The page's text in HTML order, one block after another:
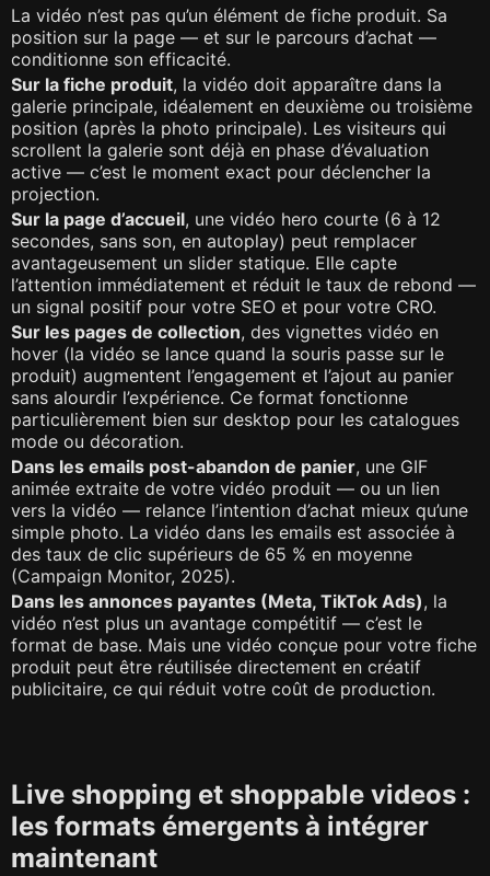
La vidéo n’est pas qu’un élément de fiche produit. Sa
position sur la page — et sur le parcours d’achat —
conditionne son efficacité.
Sur la fiche produit, la vidéo doit apparaître dans la
galerie principale, idéalement en deuxième ou troisième
position (après la photo principale). Les visiteurs qui
scrollent la galerie sont déjà en phase d’évaluation
active — c’est le moment exact pour déclencher la
projection.
Sur la page d’accueil, une vidéo hero courte (6 à 12
secondes, sans son, en autoplay) peut remplacer
avantageusement un slider statique. Elle capte
l’attention immédiatement et réduit le taux de rebond —
un signal positif pour votre SEO et pour votre CRO.
Sur les pages de collection, des vignettes vidéo en
hover (la vidéo se lance quand la souris passe sur le
produit) augmentent l’engagement et l’ajout au panier
sans alourdir l’expérience. Ce format fonctionne
particulièrement bien sur desktop pour les catalogues
mode ou décoration.
Dans les emails post-abandon de panier, une GIF
animée extraite de votre vidéo produit — ou un lien
vers la vidéo — relance l’intention d’achat mieux qu’une
simple photo. La vidéo dans les emails est associée à
des taux de clic supérieurs de 65 % en moyenne
(Campaign Monitor, 2025).
Dans les annonces payantes (Meta, TikTok Ads), la
vidéo n’est plus un avantage compétitif — c’est le
format de base. Mais une vidéo conçue pour votre fiche
produit peut être réutilisée directement en créatif
publicitaire, ce qui réduit votre coût de production.
Live shopping et shoppable videos :
les formats émergents à intégrer
maintenant